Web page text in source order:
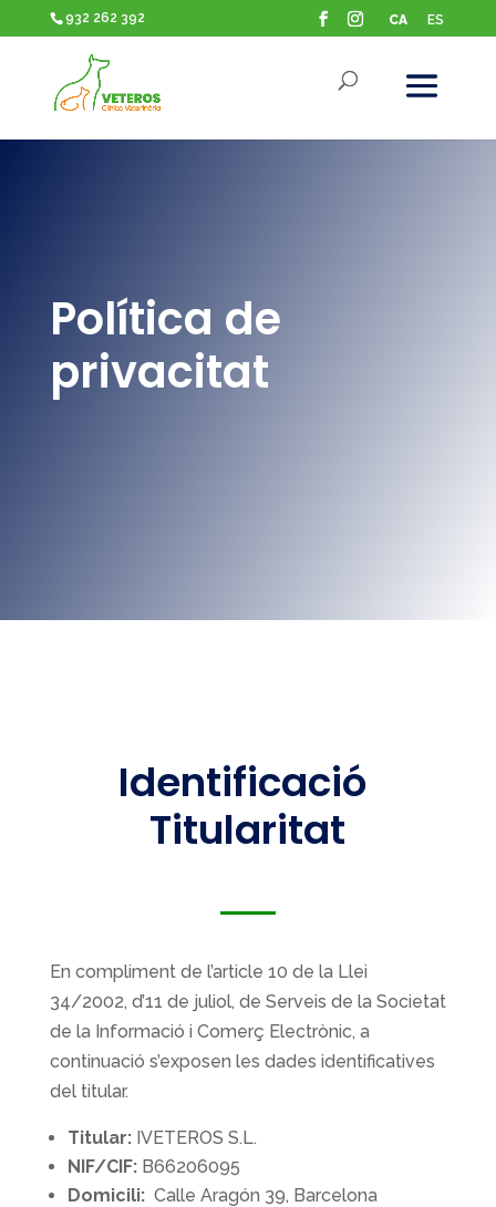
932 262 392 CA ES
Política de
privacitat
Identificació
Titularitat
En compliment de l’article 10 de la Llei
34/2002, d’11 de juliol, de Serveis de la Societat
de la Informació i Comerç Electrònic, a
continuació s’exposen les dades identificatives
del titular.
Titular:IVETEROS S.L.
NIF/CIF:B66206095
Domicili:Calle Aragón 39, Barcelona